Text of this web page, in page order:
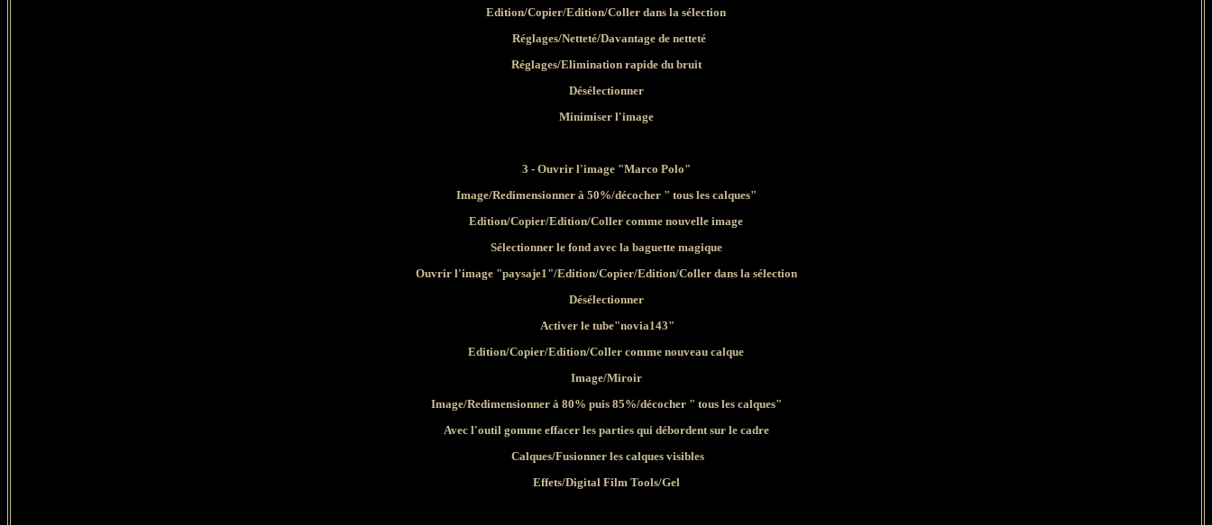
Edition/Copier/Edition/Coller dans la sélection
Réglages/Netteté/Davantage de netteté
Réglages/Elimination rapide du bruit
Désélectionner
Minimiser l'image
3 - Ouvrir l'image "Marco Polo"
Image/Redimensionner à 50%/décocher " tous les calques"
Edition/Copier/Edition/Coller comme nouvelle image
Sélectionner le fond avec la baguette magique
Ouvrir l'image "paysaje1"/Edition/Copier/Edition/Coller dans la sélection
Désélectionner
Activer le tube"novia143"
Edition/Copier/Edition/Coller comme nouveau calque
Image/Miroir
Image/Redimensionner à 80% puis 85%/décocher " tous les calques"
Avec l'outil gomme effacer les parties qui débordent sur le cadre
Calques/Fusionner les calques visibles
Effets/Digital Film Tools/Gel